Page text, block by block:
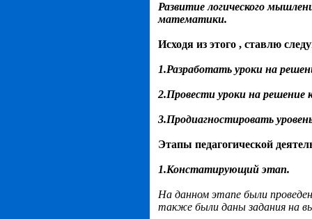
Развитие логического
математики.
Исходя из этого , ставлю
1.Разработать уроки на
2.Провести уроки на решение
3.Продиагностировать
Этапы педагогической
1.Констатирующий этап.
На данном этапе были
также были даны задания на